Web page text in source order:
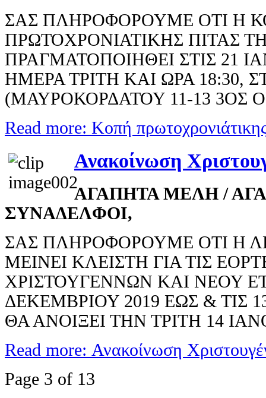
ΣΑΣ ΠΛΗΡΟΦΟΡΟΥΜΕ ΟΤΙ Η
ΠΡΩΤΟΧΡΟΝΙΑΤΙΚΗΣ ΠΙΤΑΣ
ΠΡΑΓΜΑΤΟΠΟΙΗΘΕΙ ΣΤΙΣ 21
ΗΜΕΡΑ ΤΡΙΤΗ ΚΑΙ ΩΡΑ 18:30,
(ΜΑΥΡΟΚΟΡΔΑΤΟΥ 11-13 3ΟΣ
Read more: Κοπή
Ανακοίνωση
ΑΓΑΠΗΤΑ ΜΕΛΗ /
ΣΥΝΑΔΕΛΦΟΙ,
ΣΑΣ ΠΛΗΡΟΦΟΡΟΥΜΕ ΟΤΙ Η
ΜΕΙΝΕΙ ΚΛΕΙΣΤΗ ΓΙΑ ΤΙΣ
ΧΡΙΣΤΟΥΓΕΝΝΩΝ ΚΑΙ ΝΕΟΥ
ΔΕΚΕΜΒΡΙΟΥ 2019 ΕΩΣ & ΤΙΣ
ΘΑ ΑΝΟΙΞΕΙ ΤΗΝ ΤΡΙΤΗ 14
Read more: Ανακοίνωση
Page 3 of 13